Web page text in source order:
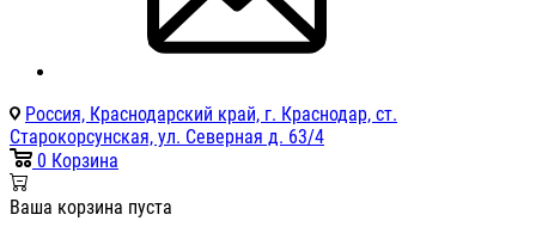
Россия, Краснодарский край, г. Краснодар, ст.
Старокорсунская, ул. Северная д. 63/4
0 Корзина
Ваша корзина пуста